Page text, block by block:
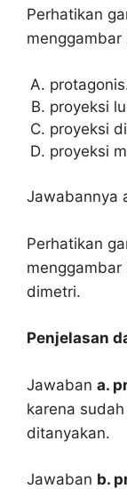
Perhatikan
proyeksi
proyeksi
proyeksi
Jawabannya
Perhatikan
dimetri.
Penjelasan
Jawaban a.
karena
ditanyakan.
Jawaban b.